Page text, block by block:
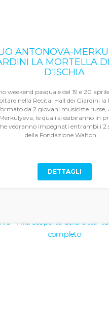
ANTONOVA-
LA MORTELLA
D'ISCHIA
weekend pasquale del 19 e 20
nella Recital Hall dei Giardini
da 2 giovani musiciste
le quali si esibiranno in
vedranno impegnati entrambi i 2
della Fondazione Walton. ...
DETTAGLI